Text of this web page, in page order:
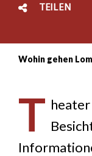
TEILEN
Wohin gehen
T